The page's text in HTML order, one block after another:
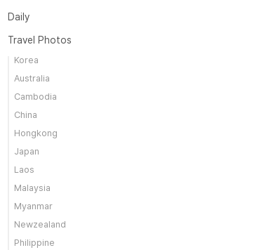
Daily
Travel Photos
Korea
Australia
Cambodia
China
Hongkong
Japan
Laos
Malaysia
Myanmar
Newzealand
Philippine